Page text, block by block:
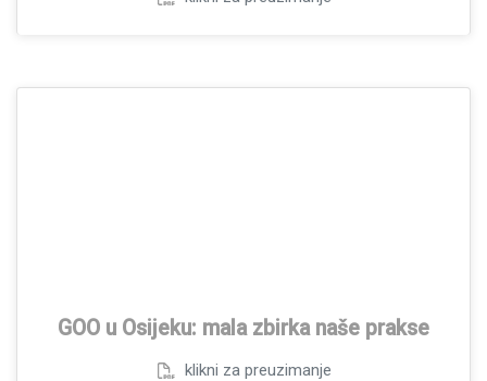
GOO u Osijeku: mala zbirka naše prakse
klikni za preuzimanje